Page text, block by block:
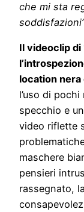
che mi sta
Il videoclip di
location nera
l’uso di
specchio e
video riflette
maschere
pensieri
rassegnato,